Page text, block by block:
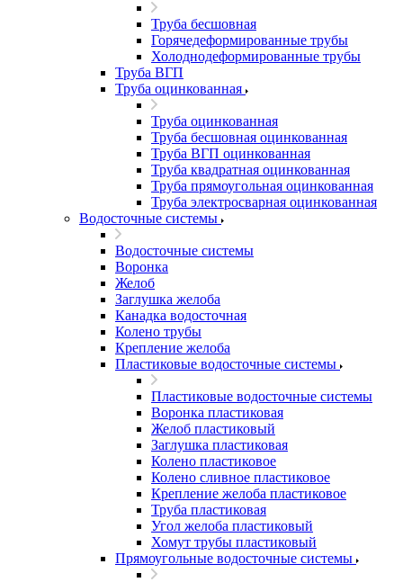
Труба бесшовная
Горячедеформированные трубы
Холоднодеформированные трубы
Труба ВГП
Труба оцинкованная
Труба оцинкованная
Труба бесшовная оцинкованная
Труба ВГП оцинкованная
Труба квадратная оцинкованная
Труба прямоугольная оцинкованная
Труба электросварная оцинкованная
Водосточные системы
Водосточные системы
Воронка
Желоб
Заглушка желоба
Канадка водосточная
Колено трубы
Крепление желоба
Пластиковые водосточные системы
Пластиковые водосточные системы
Воронка пластиковая
Желоб пластиковый
Заглушка пластиковая
Колено пластиковое
Колено сливное пластиковое
Крепление желоба пластиковое
Труба пластиковая
Угол желоба пластиковый
Хомут трубы пластиковый
Прямоугольные водосточные системы